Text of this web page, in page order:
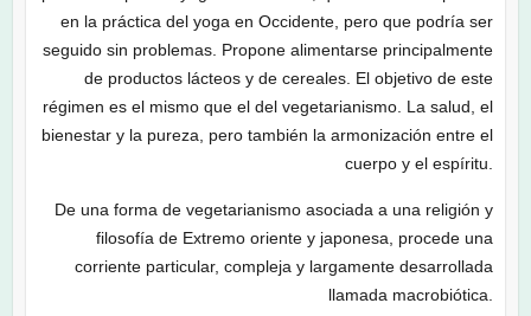
en la práctica del yoga en Occidente, pero que podría ser
seguido sin problemas. Propone alimentarse principalmente
de productos lácteos y de cereales. El objetivo de este
régimen es el mismo que el del vegetarianismo. La salud, el
bienestar y la pureza, pero también la armonización entre el
cuerpo y el espíritu.
De una forma de vegetarianismo asociada a una religión y
filosofía de Extremo oriente y japonesa, procede una
corriente particular, compleja y largamente desarrollada
llamada macrobiótica.